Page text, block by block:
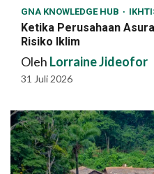
GNA KNOWLEDGE HUB
Ketika Perusahaan
Risiko Iklim
Oleh Lorraine Jideofor
31 Juli 2026